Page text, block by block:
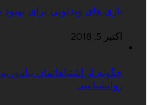
بازی های ویدئویی برای
اکتبر 5, 2018
چگونه از اشتباهاتمان
روانشناسی